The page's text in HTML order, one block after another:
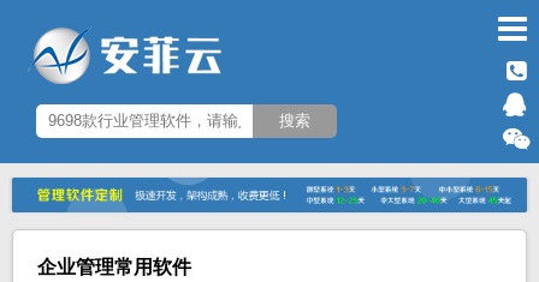
企业管理常用软件